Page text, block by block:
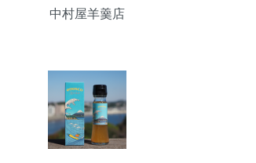
中村屋羊羹店